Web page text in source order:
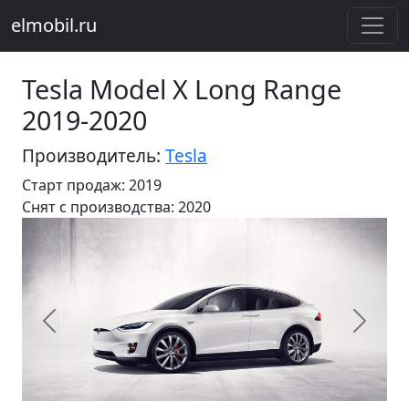
elmobil.ru
Tesla Model X Long Range
2019-2020
Производитель: Tesla
Старт продаж: 2019
Cнят с производства: 2020
Предыдущий